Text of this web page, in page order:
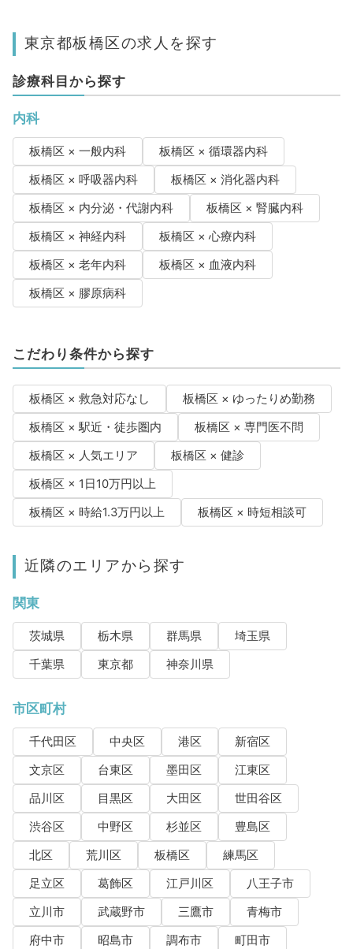
東京都板橋区の求人を探す
診療科目から探す
内科
板橋区 × 一般内科
板橋区 × 循環器内科
板橋区 × 呼吸器内科
板橋区 × 消化器内科
板橋区 × 内分泌・代謝内科
板橋区 × 腎臓内科
板橋区 × 神経内科
板橋区 × 心療内科
板橋区 × 老年内科
板橋区 × 血液内科
板橋区 × 膠原病科
こだわり条件から探す
板橋区 × 救急対応なし
板橋区 × ゆったりめ勤務
板橋区 × 駅近・徒歩圏内
板橋区 × 専門医不問
板橋区 × 人気エリア
板橋区 × 健診
板橋区 × 1日10万円以上
板橋区 × 時給1.3万円以上
板橋区 × 時短相談可
近隣のエリアから探す
関東
茨城県 栃木県 群馬県
埼玉県
千葉県
東京都 神奈川県
市区町村
千代田区 中央区 港区
新宿区
文京区
台東区 墨田区
江東区
品川区
目黒区 大田区
世田谷区
渋谷区
中野区 杉並区
豊島区
北区
荒川区 板橋区
練馬区
足立区
葛飾区 江戸川区
八王子市
立川市
武蔵野市 三鷹市
青梅市
府中市
昭島市 調布市
町田市